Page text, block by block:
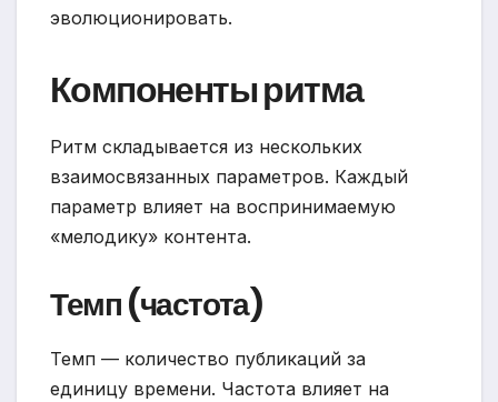
эволюционировать.
Компоненты ритма
Ритм складывается из нескольких
взаимосвязанных параметров. Каждый
параметр влияет на воспринимаемую
«мелодику» контента.
Темп (частота)
Темп — количество публикаций за
единицу времени. Частота влияет на